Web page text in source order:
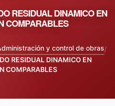
RESIDUAL DINAMICO EN
COMPARABLES
y control de obras/
RESIDUAL DINAMICO EN
COMPARABLES